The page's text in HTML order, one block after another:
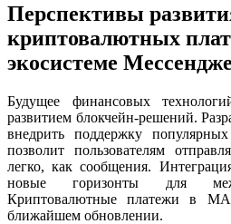
Перспективы
криптовалютных
экосистеме
Будущее финансовых
развитием блокчейн-решений.
внедрить поддержку
позволит пользователям
легко, как сообщения.
новые горизонты для
Криптовалютные платежи в
ближайшем обновлении.